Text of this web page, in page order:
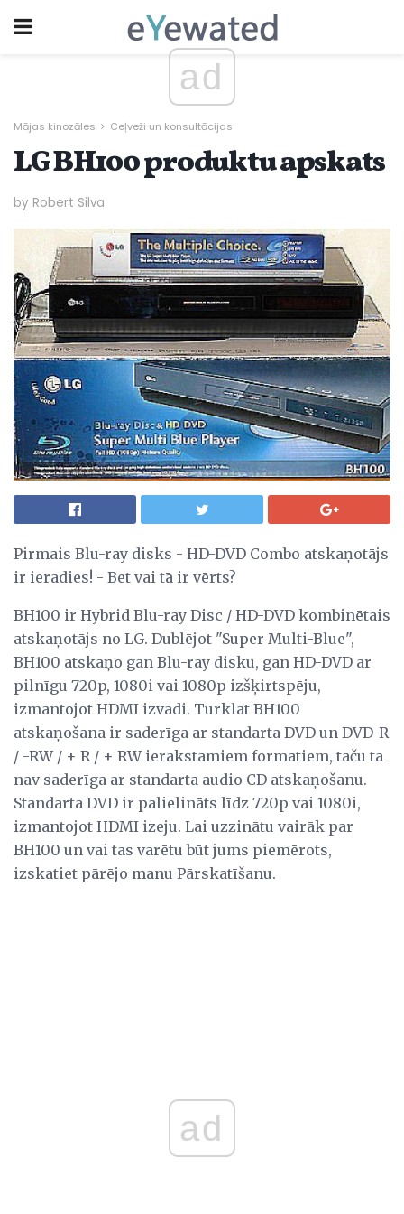
ad
Mājas kinozāles Ceļveži un konsultācijas
LG BH100 produktu apskats
by Robert Silva
Pirmais Blu-ray disks - HD-DVD Combo atskaņotājs
ir ieradies! - Bet vai tā ir vērts?
BH100 ir Hybrid Blu-ray Disc / HD-DVD kombinētais
atskaņotājs no LG. Dublējot "Super Multi-Blue",
BH100 atskaņo gan Blu-ray disku, gan HD-DVD ar
pilnīgu 720p, 1080i vai 1080p izšķirtspēju,
izmantojot HDMI izvadi. Turklāt BH100
atskaņošana ir saderīga ar standarta DVD un DVD-R
/ -RW / + R / + RW ierakstāmiem formātiem, taču tā
nav saderīga ar standarta audio CD atskaņošanu.
Standarta DVD ir palielināts līdz 720p vai 1080i,
izmantojot HDMI izeju. Lai uzzinātu vairāk par
BH100 un vai tas varētu būt jums piemērots,
izskatiet pārējo manu Pārskatīšanu.
ad